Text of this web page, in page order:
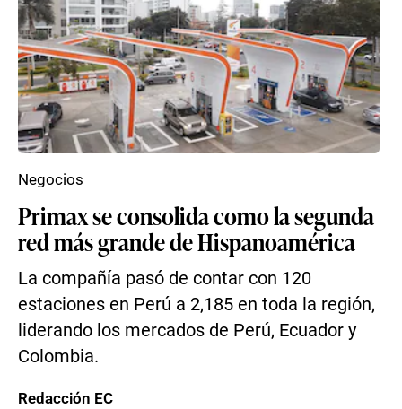
Primax se consolida como la segunda
red más grande de Hispanoamérica
La compañía pasó de contar con 120
estaciones en Perú a 2,185 en toda la región,
liderando los mercados de Perú, Ecuador y
Colombia.
Negocios
Redacción EC